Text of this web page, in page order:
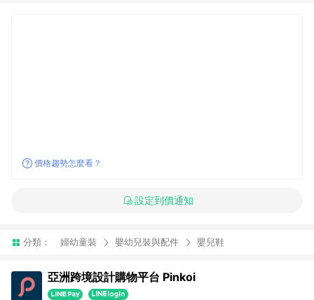
價格趨勢怎麼看？
設定到價通知
分類： 婦幼童裝 嬰幼兒裝與配件 嬰兒鞋
亞洲跨境設計購物平台 Pinkoi